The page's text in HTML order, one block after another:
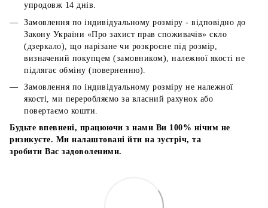
упродовж 14 днів.
Замовлення по індивідуальному розміру - відповідно до
Закону України «Про захист прав споживачів» скло
(дзеркало), що нарізане чи розкроєне під розмір,
визначений покупцем (замовником), належної якості не
підлягає обміну (поверненню).
Замовлення по індивідуальному розміру не належної
якості, ми переробляємо за власний рахунок або
повертаємо кошти.
Будьте впевнені, працюючи з нами Ви 100% нічим не
ризикуєте. Ми налаштовані йти на зустріч, та
зробити Вас задоволеними.